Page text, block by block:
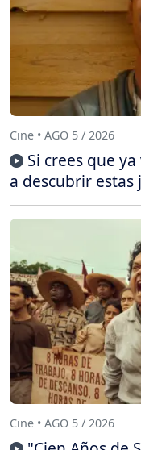
Cine • AGO 5 / 2026
Si crees que
a descubrir estas
Cine • AGO 5 / 2026